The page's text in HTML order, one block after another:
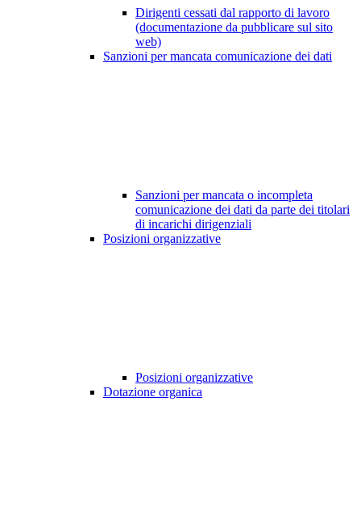
Dirigenti cessati dal rapporto di lavoro
(documentazione da pubblicare sul sito
web)
Sanzioni per mancata comunicazione dei dati
Sanzioni per mancata o incompleta
comunicazione dei dati da parte dei titolari
di incarichi dirigenziali
Posizioni organizzative
Posizioni organizzative
Dotazione organica